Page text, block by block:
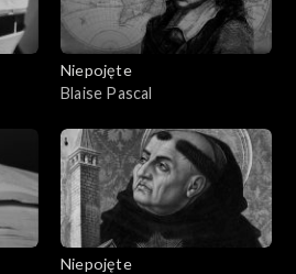
Niepojęte
Blaise Pascal
Niepojęte